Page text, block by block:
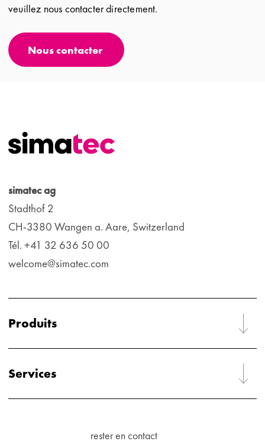
veuillez nous contacter directement.
Nous contacter
simatec ag
Stadthof 2
CH-3380 Wangen a. Aare, Switzerland
Tél. +41 32 636 50 00
welcome@simatec.com
Produits
Services
rester en contact